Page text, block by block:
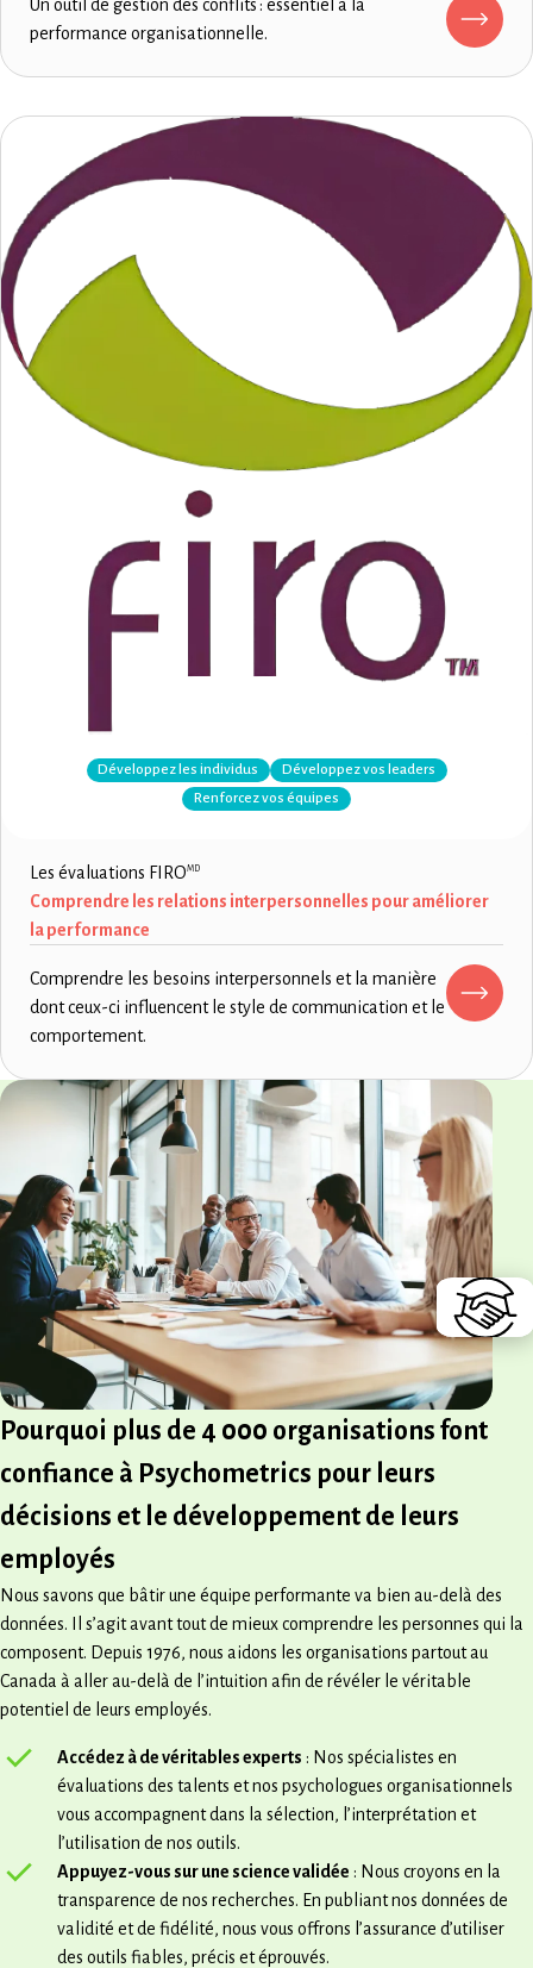
Un outil de gestion des conflits : essentiel à la
performance organisationnelle.
Développez les individus
Développez vos leaders
Renforcez vos équipes
Les évaluations FIROMD
Comprendre les relations interpersonnelles pour améliorer
la performance
Comprendre les besoins interpersonnels et la manière
dont ceux-ci influencent le style de communication et le
comportement.
Pourquoi plus de 4 000 organisations font
confiance à Psychometrics pour leurs
décisions et le développement de leurs
employés
Nous savons que bâtir une équipe performante va bien au-delà des
données. Il s’agit avant tout de mieux comprendre les personnes qui la
composent. Depuis 1976, nous aidons les organisations partout au
Canada à aller au-delà de l’intuition afin de révéler le véritable
potentiel de leurs employés.
Accédez à de véritables experts : Nos spécialistes en
évaluations des talents et nos psychologues organisationnels
vous accompagnent dans la sélection, l’interprétation et
l’utilisation de nos outils.
Appuyez-vous sur une science validée : Nous croyons en la
transparence de nos recherches. En publiant nos données de
validité et de fidélité, nous vous offrons l’assurance d’utiliser
des outils fiables, précis et éprouvés.